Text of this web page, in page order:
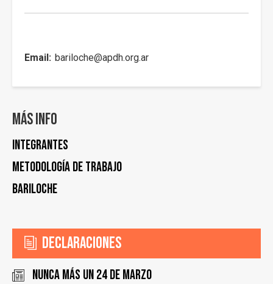
Email bariloche@apdh.org.ar
Más info
Integrantes
Metodología de trabajo
Bariloche
Declaraciones
Nunca más un 24 de marzo